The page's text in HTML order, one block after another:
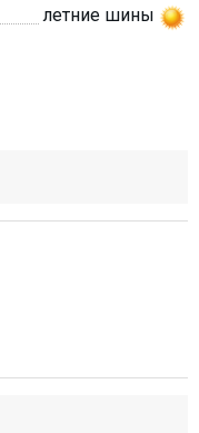
летние шины